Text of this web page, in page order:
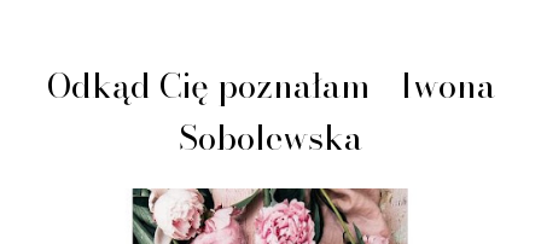
Odkąd Cię poznałam - Iwona
Sobolewska